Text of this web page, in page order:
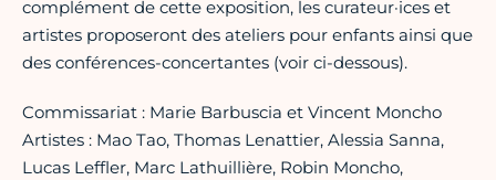
complément de cette exposition, les curateur·ices et
artistes proposeront des ateliers pour enfants ainsi que
des conférences-concertantes (voir ci-dessous).
Commissariat : Marie Barbuscia et Vincent Moncho
Artistes : Mao Tao, Thomas Lenattier, Alessia Sanna,
Lucas Leffler, Marc Lathuillière, Robin Moncho,